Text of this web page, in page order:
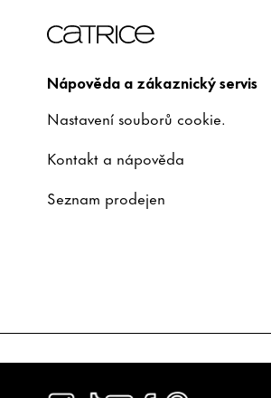
Nápověda a zákaznický servis
Nastavení souborů cookie.
Kontakt a nápověda
Seznam prodejen